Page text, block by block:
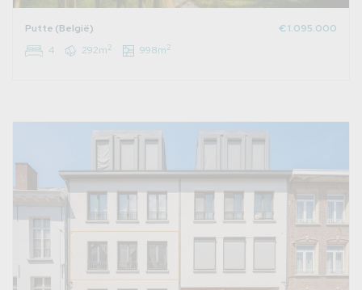
Putte (België)
€ 1.095.000
4
292m2 998m2